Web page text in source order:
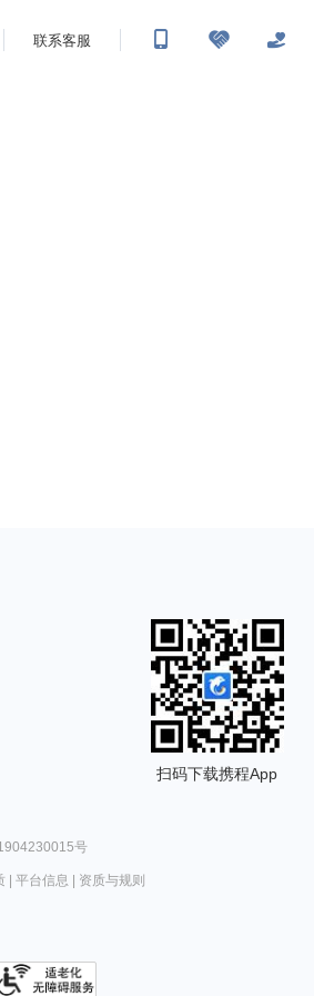
联系客服
扫码下载携程App
号
| 平台信息 资质与规则